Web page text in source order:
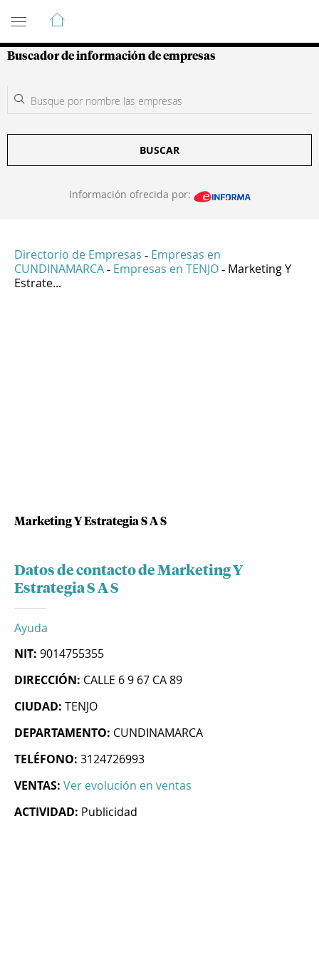
Guía de Empresas Colombianas
Buscador de información de empresas
BUSCAR
Información ofrecida por:
Directorio de Empresas - Empresas en
CUNDINAMARCA - Empresas en TENJO - Marketing Y
Estrate...
Marketing Y Estrategia S A S
Datos de contacto de Marketing Y
Estrategia S A S
Ayuda
NIT: 9014755355
DIRECCIÓN: CALLE 6 9 67 CA 89
CIUDAD: TENJO
DEPARTAMENTO: CUNDINAMARCA
TELÉFONO: 3124726993
VENTAS: Ver evolución en ventas
ACTIVIDAD: Publicidad